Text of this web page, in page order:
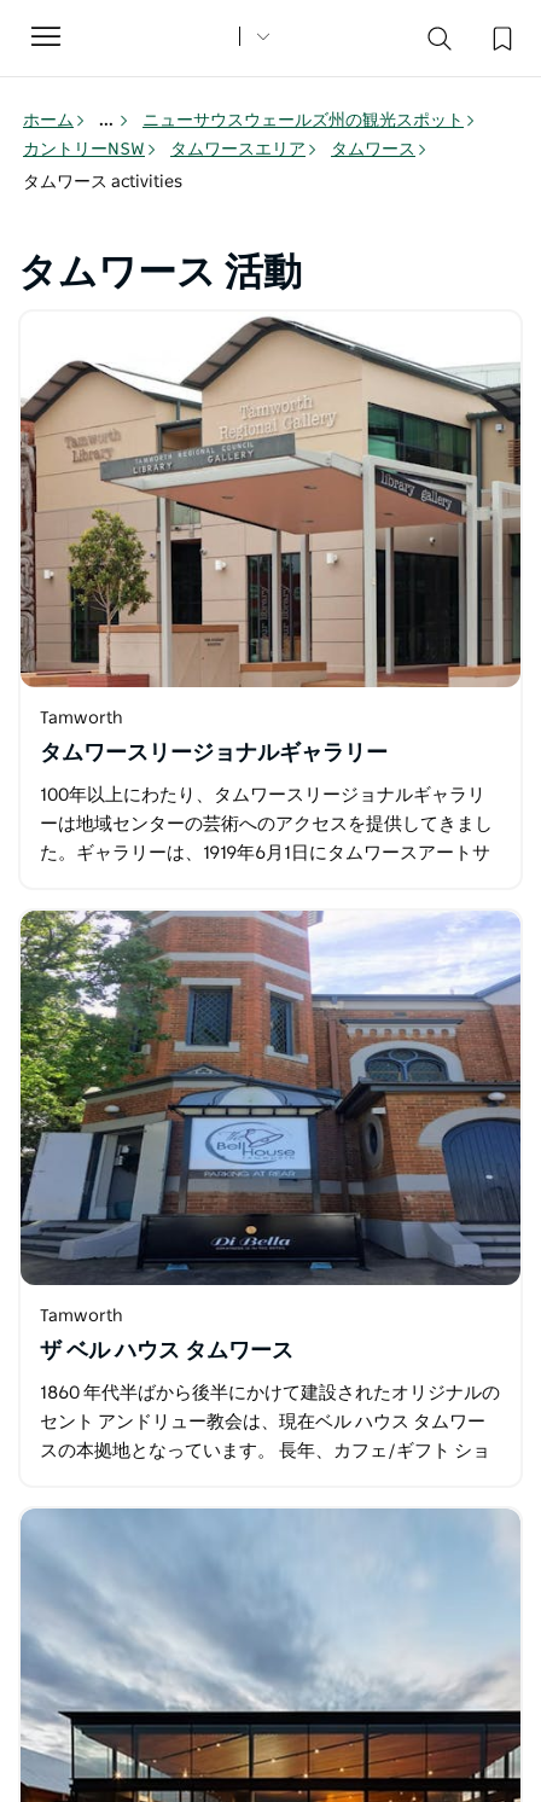
Toggle
navigation
ホーム ...
ニューサウスウェールズ州の観光スポット
カントリーNSW
タムワースエリア
タムワース
タムワース activities
タムワース 活動
Tamworth
タムワースリージョナルギャラリー
100年以上にわたり、タムワースリージョナルギャラリ
ーは地域センターの芸術へのアクセスを提供してきまし
た。ギャラリーは、1919年6月1日にタムワースアートサ
ました…
Tamworth
ザ ベル ハウス タムワース
1860 年代半ばから後半にかけて建設されたオリジナルの
セント アンドリュー教会は、現在ベル ハウス タムワー
スの本拠地となっています。 長年、カフェ/ギフト ショ
前の施設が閉店して以来…